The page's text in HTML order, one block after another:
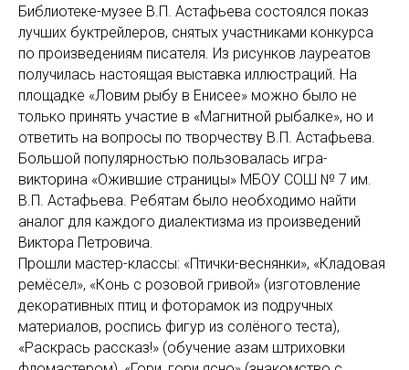
Библиотеке-музее В.П. Астафьева состоялся показ
лучших буктрейлеров, снятых участниками конкурса
по произведениям писателя. Из рисунков лауреатов
получилась настоящая выставка иллюстраций. На
площадке «Ловим рыбу в Енисее» можно было не
только принять участие в «Магнитной рыбалке», но и
ответить на вопросы по творчеству В.П. Астафьева.
Большой популярностью пользовалась игра-
викторина «Ожившие страницы» МБОУ СОШ № 7 им.
В.П. Астафьева. Ребятам было необходимо найти
аналог для каждого диалектизма из произведений
Виктора Петровича.
Прошли мастер-классы: «Птички-веснянки», «Кладовая
ремёсел», «Конь с розовой гривой» (изготовление
декоративных птиц и фоторамок из подручных
материалов, роспись фигур из солёного теста),
«Раскрась рассказ!» (обучение азам штриховки